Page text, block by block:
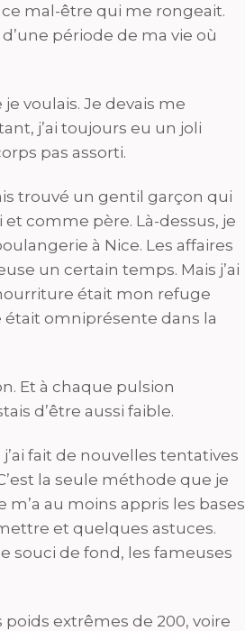
mal-être qui me rongeait.
période de ma vie où
voulais. Je devais me
j’ai toujours eu un joli
pas assorti.
trouvé un gentil garçon qui
comme père. Là-dessus, je
à Nice. Les affaires
un certain temps. Mais j’ai
était mon refuge
était omniprésente dans la
Et à chaque pulsion
d’être aussi faible.
fait de nouvelles tentatives
la seule méthode que je
au moins appris les bases
et quelques astuces.
souci de fond, les fameuses
extrêmes de 200, voire